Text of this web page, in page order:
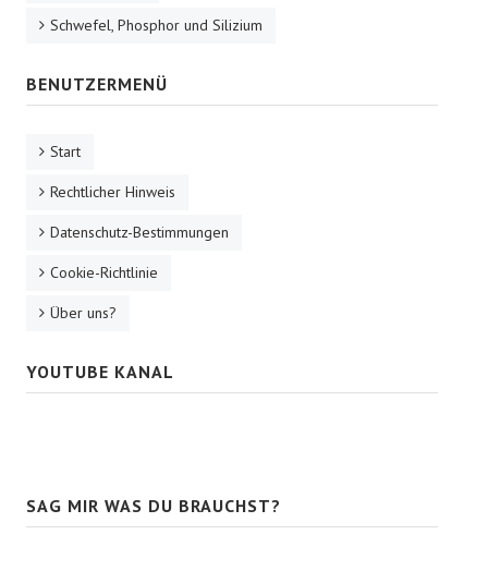
Schwefel, Phosphor und Silizium
BENUTZERMENÜ
Start
Rechtlicher Hinweis
Datenschutz-Bestimmungen
Cookie-Richtlinie
Über uns?
YOUTUBE KANAL
SAG MIR WAS DU BRAUCHST?